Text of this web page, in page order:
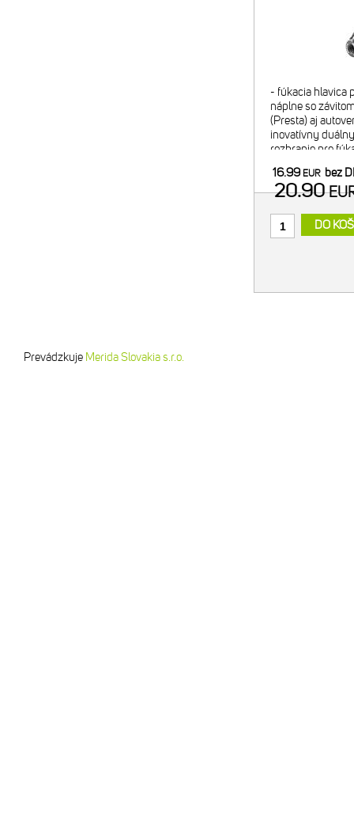
- fúkacia hlavica
náplne so
(Presta) aj
inovatívny
rozhranie pre
- regulácia f
16.99EUR bez
20.90
DO
Prevádzkuje Merida Slovakia s.r.o.